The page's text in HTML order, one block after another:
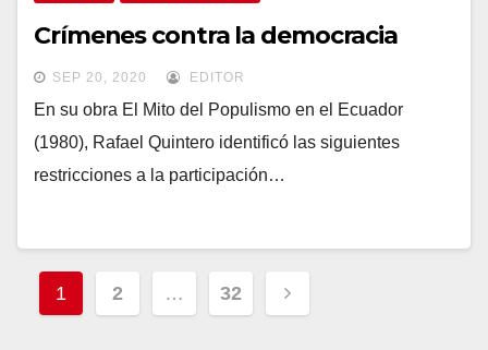
Crímenes contra la democracia
SEP 20, 2020 EDITOR
En su obra El Mito del Populismo en el Ecuador
(1980), Rafael Quintero identificó las siguientes
restricciones a la participación…
Navegación
de
1 2 … 32